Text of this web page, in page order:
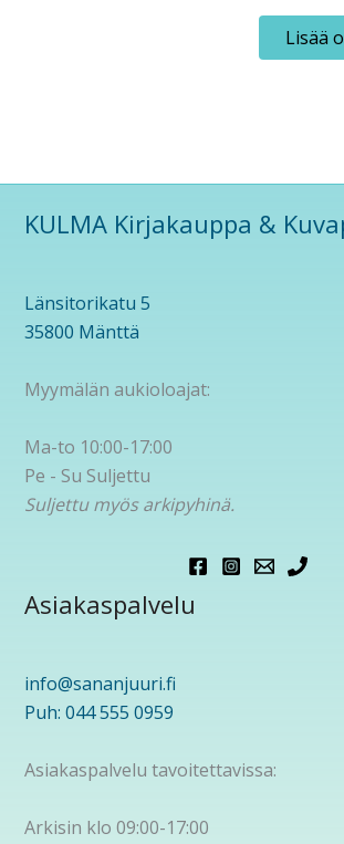
Lisää
KULMA Kirjakauppa &
Länsitorikatu 5
35800 Mänttä
Myymälän aukioloajat:
Ma-to 10:00-17:00
Pe - Su Suljettu
Suljettu myös arkipyhinä.
Asiakaspalvelu
info@sananjuuri.fi
Puh: 044 555 0959
Asiakaspalvelu tavoitettavissa:
Arkisin klo 09:00-17:00